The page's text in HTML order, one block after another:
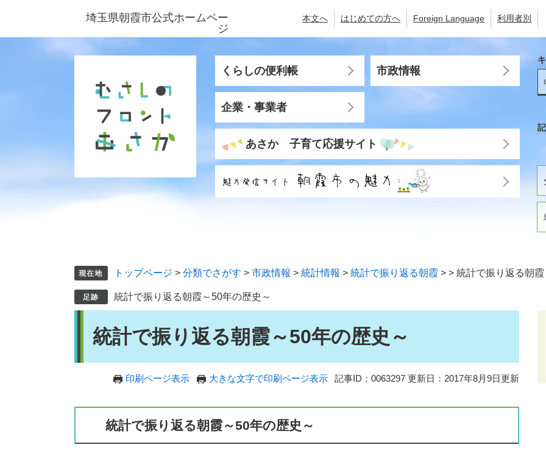
ジ
ュ
埼玉県朝霞市公式ホームペー
ジ
本文へ はじめての方へ Foreign Language 利用者別
くらしの便利帳 市政情報
企業・事業者
あさか 子育て応援サイト
トップページ > 分類でさがす > 市政情報 > 統計情報 > 統計で振り返る朝霞 > > 統計で振り返る朝
統計で振り返る朝霞～50年の歴史～
統計で振り返る朝霞～50年の歴史～
印刷ページ表示 大きな文字で印刷ページ表示 記事ID：0063297 更新日：2017年8月9日更新
統計で振り返る朝霞～50年の歴史～